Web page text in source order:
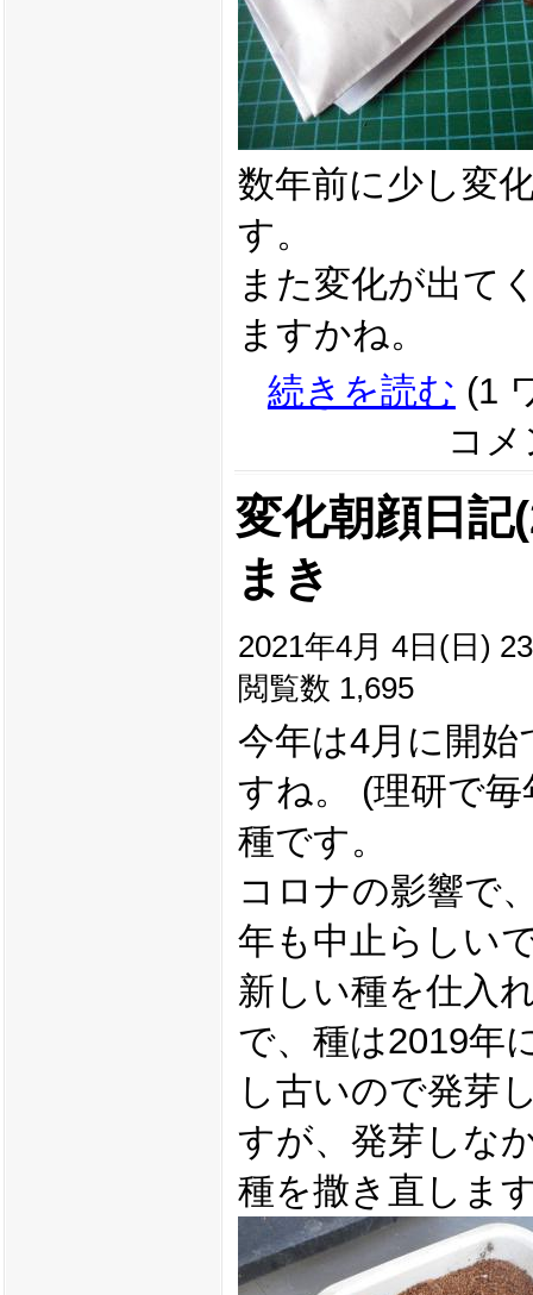
数年前に少し変
す。
また変化が出て
ますかね。
続きを読む (1
コ
変化朝顔日記
まき
2021年4月 4日(日)
閲覧数 1,695
今年は4月に開
すね。 (理研で
種です。
コロナの影響で
年も中止らしい
新しい種を仕入
で、種は2019年
し古いので発芽
すが、発芽しな
種を撒き直しま